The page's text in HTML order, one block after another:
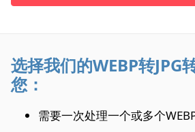
选择我们的WEBP转JPG
您：
需要一次处理一个或多个WEBP